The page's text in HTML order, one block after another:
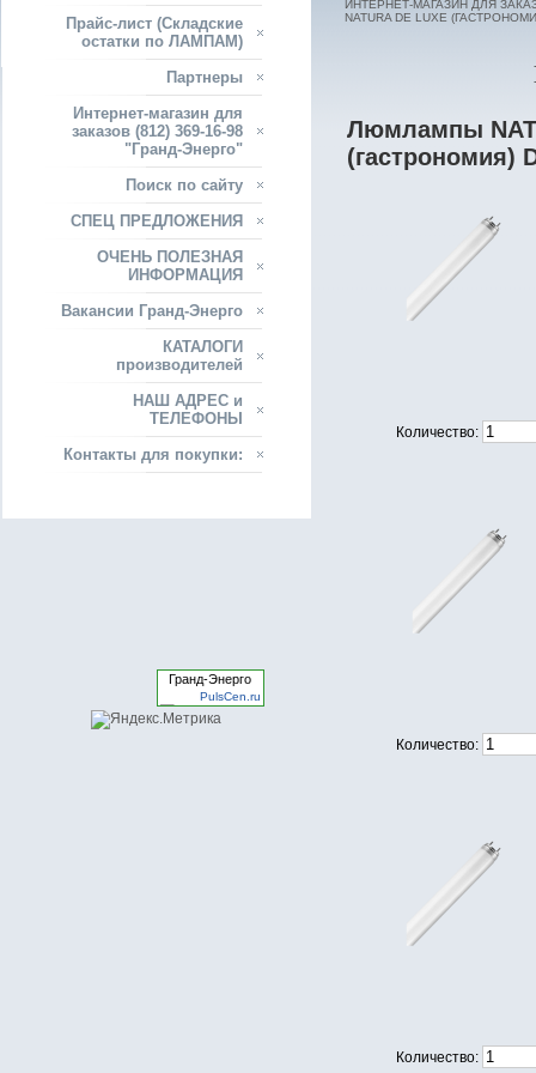
ИНТЕРНЕТ-МАГАЗИН ДЛЯ
NATURA DE LUXE
Люмлампы
(гастрономия)
Количество:
Количество:
Количество:
Прайс-лист (Складские
остатки по ЛАМПАМ)
Партнеры
Интернет-магазин для
заказов (812) 369-16-98
"Гранд-Энерго"
Поиск по сайту
СПЕЦ ПРЕДЛОЖЕНИЯ
ОЧЕНЬ ПОЛЕЗНАЯ
ИНФОРМАЦИЯ
Вакансии Гранд-Энерго
КАТАЛОГИ
производителей
НАШ АДРЕС и
ТЕЛЕФОНЫ
Контакты для покупки:
Гранд-Энерго
PulsCen.ru